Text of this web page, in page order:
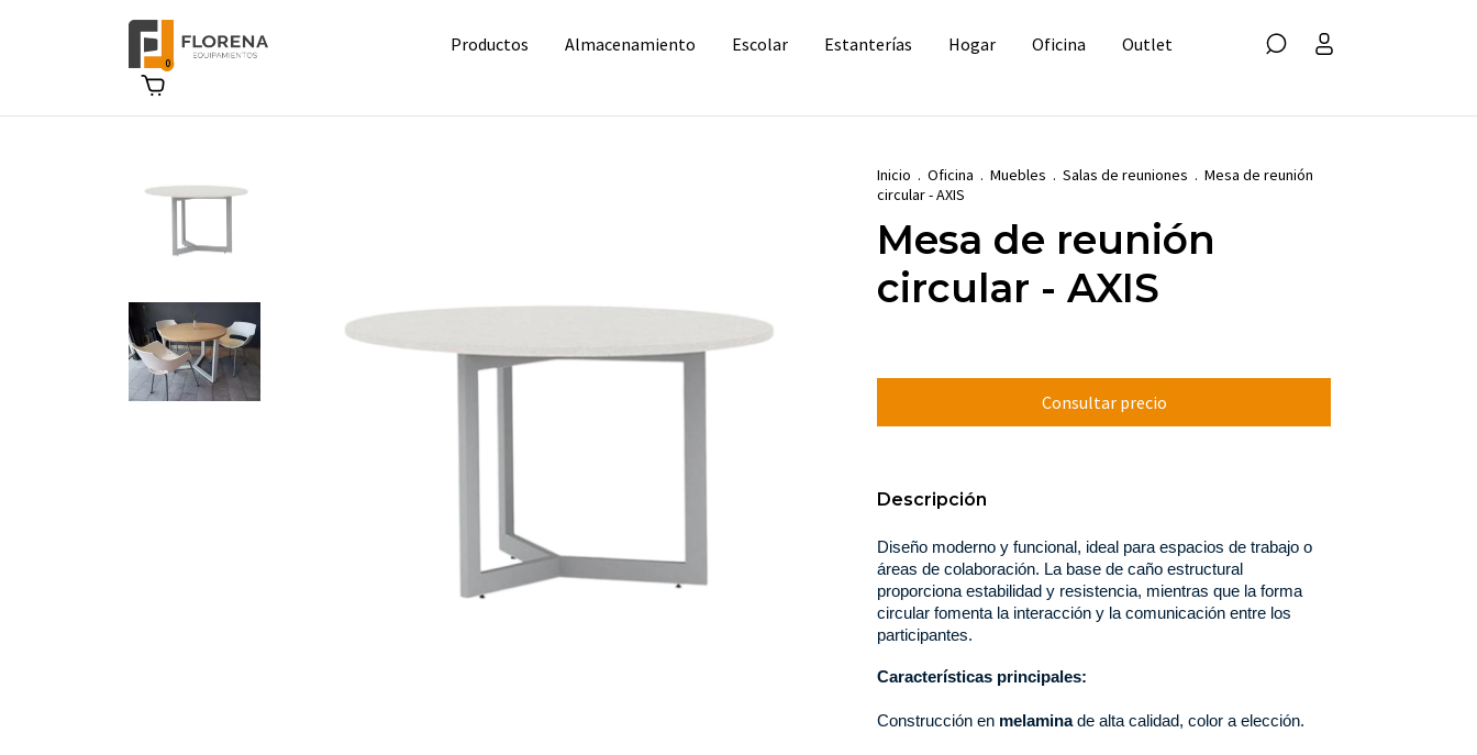
Productos Almacenamiento Escolar Estanterías Hogar Oficina Outlet
0
Inicio . Oficina . Muebles . Salas de reuniones . Mesa de reunión
circular - AXIS
Mesa de reunión
circular - AXIS
Descripción
Diseño moderno y funcional, ideal para espacios de trabajo o
áreas de colaboración. La base de caño estructural
proporciona estabilidad y resistencia, mientras que la forma
circular fomenta la interacción y la comunicación entre los
participantes.
Características principales:
Construcción en melamina de alta calidad, color a elección.